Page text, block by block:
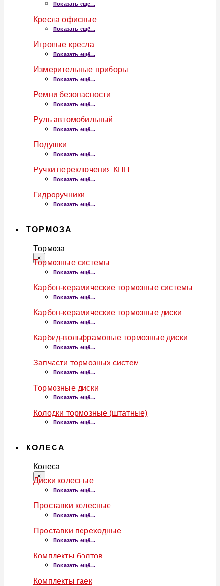
Показать ещё...
Кресла офисные
Показать ещё...
Игровые кресла
Показать ещё...
Измерительные приборы
Показать ещё...
Ремни безопасности
Показать ещё...
Руль автомобильный
Показать ещё...
Подушки
Показать ещё...
Ручки переключения КПП
Показать ещё...
Гидроручники
Показать ещё...
ТОРМОЗА
Тормоза
×
Тормозные системы
Показать ещё...
Карбон-керамические тормозные системы
Показать ещё...
Карбон-керамические тормозные диски
Показать ещё...
Карбид-вольфрамовые тормозные диски
Показать ещё...
Запчасти тормозных систем
Показать ещё...
Тормозные диски
Показать ещё...
Колодки тормозные (штатные)
Показать ещё...
КОЛЕСА
Колеса
×
Диски колесные
Показать ещё...
Проставки колесные
Показать ещё...
Проставки переходные
Показать ещё...
Комплекты болтов
Показать ещё...
Комплекты гаек